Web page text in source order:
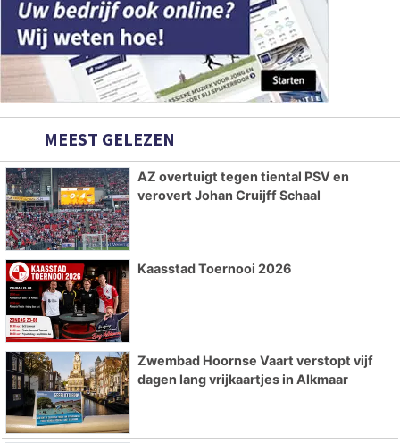
MEEST GELEZEN
AZ overtuigt tegen tiental PSV en
verovert Johan Cruijff Schaal
Kaasstad Toernooi 2026
Zwembad Hoornse Vaart verstopt vijf
dagen lang vrijkaartjes in Alkmaar